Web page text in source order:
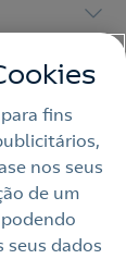
fins
nos seus
de um
seus dados